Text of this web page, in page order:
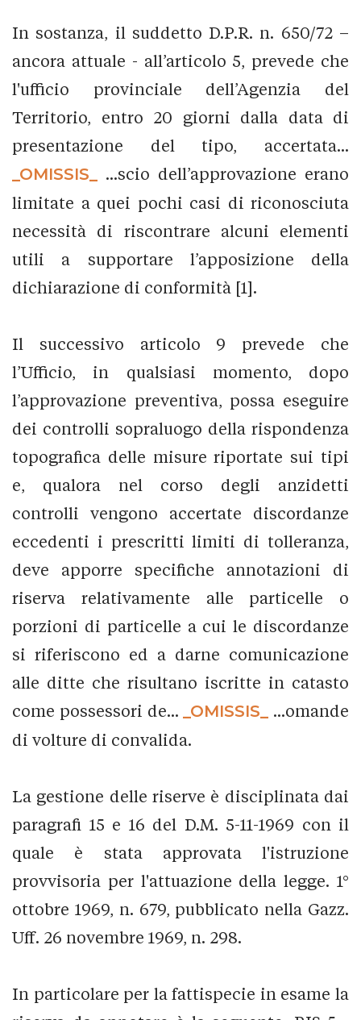
In sostanza, il suddetto D.P.R. n. 650/72 –
ancora attuale - all’articolo 5, prevede che
l'ufficio provinciale dell’Agenzia del
Territorio, entro 20 giorni dalla data di
presentazione del tipo, accertata...
_OMISSIS_
...scio dell’approvazione erano
limitate a quei pochi casi di riconosciuta
necessità di riscontrare alcuni elementi
utili a supportare l’apposizione della
dichiarazione di conformità [1].
Il successivo articolo 9 prevede che
l’Ufficio, in qualsiasi momento, dopo
l’approvazione preventiva, possa eseguire
dei controlli sopraluogo della rispondenza
topografica delle misure riportate sui tipi
e, qualora nel corso degli anzidetti
controlli vengono accertate discordanze
eccedenti i prescritti limiti di tolleranza,
deve apporre specifiche annotazioni di
riserva relativamente alle particelle o
porzioni di particelle a cui le discordanze
si riferiscono ed a darne comunicazione
alle ditte che risultano iscritte in catasto
come possessori de...
_OMISSIS_
...omande
di volture di convalida.
La gestione delle riserve è disciplinata dai
paragrafi 15 e 16 del D.M. 5-11-1969 con il
quale è stata approvata l'istruzione
provvisoria per l'attuazione della legge. 1°
ottobre 1969, n. 679, pubblicato nella Gazz.
Uff. 26 novembre 1969, n. 298.
In particolare per la fattispecie in esame la